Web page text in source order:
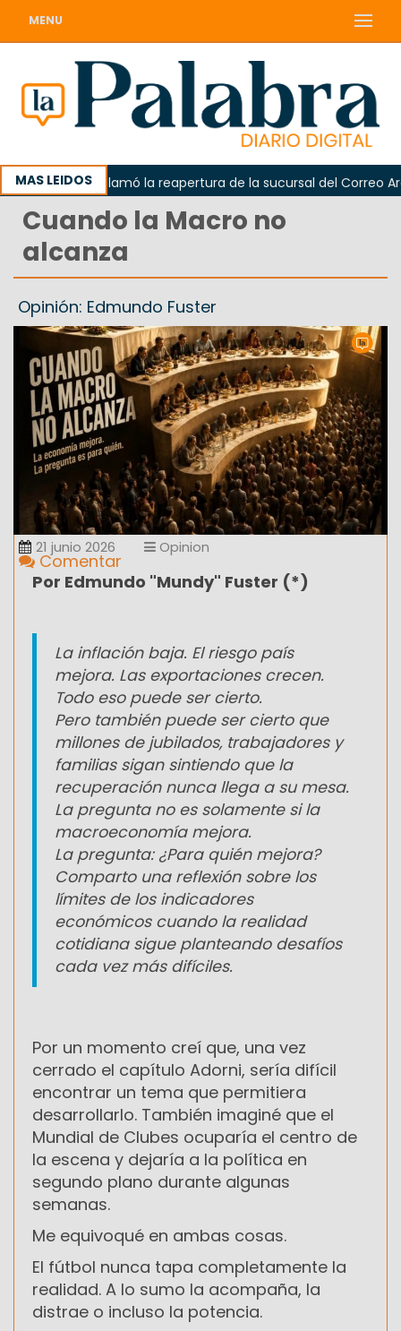
MENU
MAS LEIDOS
Odarda reclamó la reapertura de la sucursal del Correo
Cuando la Macro no
alcanza
Opinión: Edmundo Fuster
21 junio 2026 Opinion
Comentar
Por Edmundo "Mundy" Fuster (*)
La inflación baja. El riesgo país
mejora. Las exportaciones crecen.
Todo eso puede ser cierto.
Pero también puede ser cierto que
millones de jubilados, trabajadores y
familias sigan sintiendo que la
recuperación nunca llega a su mesa.
La pregunta no es solamente si la
macroeconomía mejora.
La pregunta: ¿Para quién mejora?
Comparto una reflexión sobre los
límites de los indicadores
económicos cuando la realidad
cotidiana sigue planteando desafíos
cada vez más difíciles.
Por un momento creí que, una vez
cerrado el capítulo Adorni, sería difícil
encontrar un tema que permitiera
desarrollarlo. También imaginé que el
Mundial de Clubes ocuparía el centro de
la escena y dejaría a la política en
segundo plano durante algunas
semanas.
Me equivoqué en ambas cosas.
El fútbol nunca tapa completamente la
realidad. A lo sumo la acompaña, la
distrae o incluso la potencia.